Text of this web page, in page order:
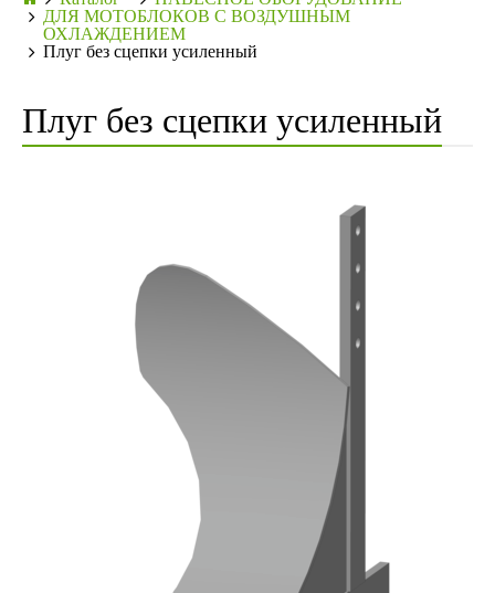
ДЛЯ МОТОБЛОКОВ С ВОЗДУШНЫМ
ОХЛАЖДЕНИЕМ
Плуг без сцепки усиленный
Плуг без сцепки усиленный